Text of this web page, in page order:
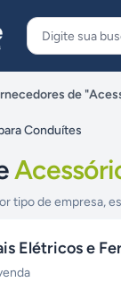
de
Conduítes
tipo de empresa,
Elétricos e